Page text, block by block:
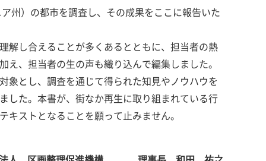
）の都市を調査し、その成果をここに報告いた
解し合えることが多くあるとともに、担当者の熱
、担当者の生の声も織り込んで編集しました。
とし、調査を通じて得られた知見やノウハウを
した。本書が、街なか再生に取り組まれている行
ストとなることを願って止みません。